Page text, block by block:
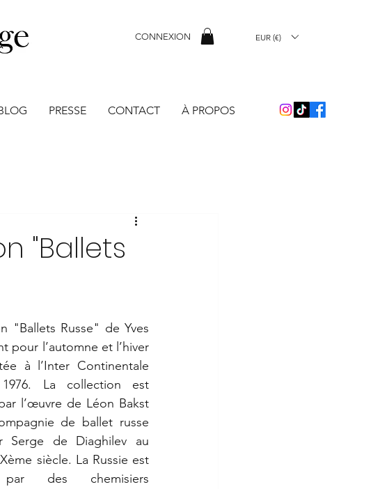
CONNEXION EUR (€)
PRESSE CONTACT À PROPOS
"Ballets
"Ballets Russe" de Yves
pour l’automne et l’hiver
à l’Inter Continentale
La collection est
l’œuvre de Léon Bakst
de ballet russe
Serge de Diaghilev au
siècle. La Russie est
par des chemisiers